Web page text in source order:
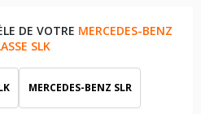
DE VOTRE MERCEDES-BENZ
SLK
MERCEDES-BENZ SLR